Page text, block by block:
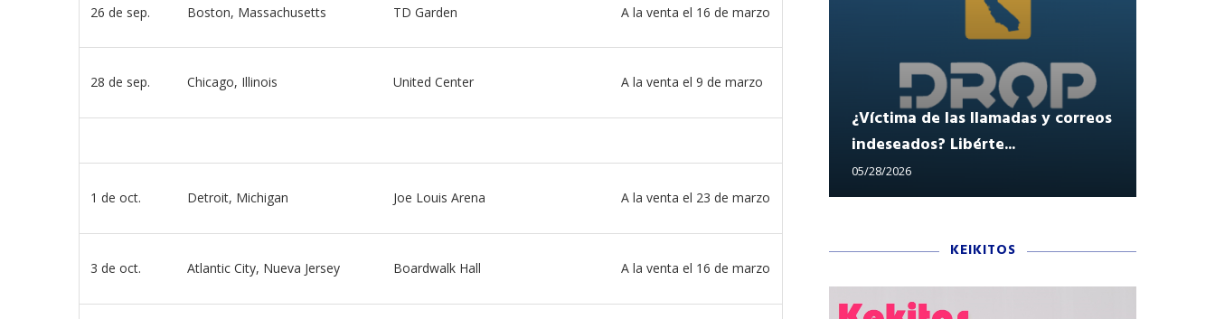
26 de sep. Boston, Massachusetts TD Garden A la venta el 16 de marzo
28 de sep. Chicago, Illinois United Center A la venta el 9 de marzo
1 de oct. Detroit, Michigan Joe Louis Arena A la venta el 23 de marzo
3 de oct. Atlantic City, Nueva Jersey Boardwalk Hall A la venta el 16 de marzo
habla sobre su
A former acting director of the
¿Víctima de las llamadas y correos
indeseados? Libérte...
05/28/2026
KEIKITOS